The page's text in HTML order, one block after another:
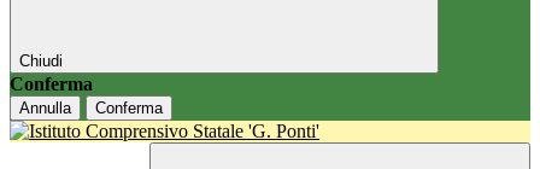
Chiudi
Conferma
Annulla Conferma